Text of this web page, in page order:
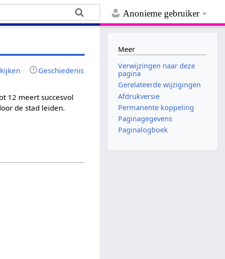
Anonieme gebruiker
Geschiedenis
12 meert succesvol
de stad leiden.
Meer
Verwijzingen naar deze
pagina
Gerelateerde wijzigingen
Afdrukversie
Permanente koppeling
Paginagegevens
Paginalogboek